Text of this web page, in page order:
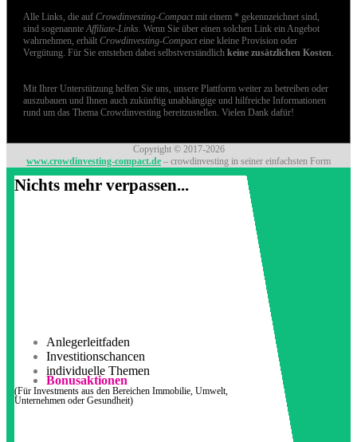
Alle Links, die auf Crowdinvesting-Compactmit einem * gekennzeichnet sind,
sind sogenannteAffiliate-Links. Wenn Sie über einen solchen Link ein Angebot
wahrnehmen, erhält Crowdinvesting-Compacteine kleine Provision oder
Vergütung. Für Sie entstehen dabei selbstverständlich keine zusätzlichen Kosten.
Mit Ihrer Unterstützung helfen Sie uns, unsere Plattform weiter zu betreiben oder
auszubauen und Ihnen auch zukünftig unabhängige und hilfreiche Informationen
rund um das Thema Crowdinvesting bereitzustellen. Vielen Dank dafür!
Copyright © 2017-2026
www.crowdinvesting-compact.de – crowdinvesting in seiner einfachsten Form
Nichts mehr verpassen...
Anlegerleitfaden
Investitionschancen
individuelle Themen
Bonusaktionen
(Für Investments aus den Bereichen Immobilie, Umwelt,
Unternehmen oder Gesundheit)